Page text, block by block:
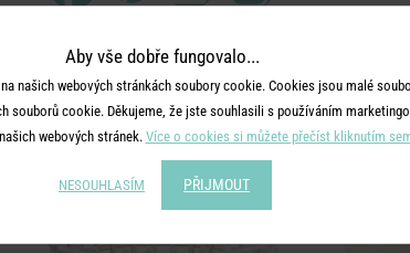
MOHLO BY SE VÁM LÍBIT
Aby vše dobře fungovalo...
našich webových stránkách soubory cookie. Cookies jsou malé
souborů cookie. Děkujeme, že jste souhlasili s používáním
webových stránek. Více o cookies si můžete přečíst kliknutím
NESOUHLASÍM PŘIJMOUT